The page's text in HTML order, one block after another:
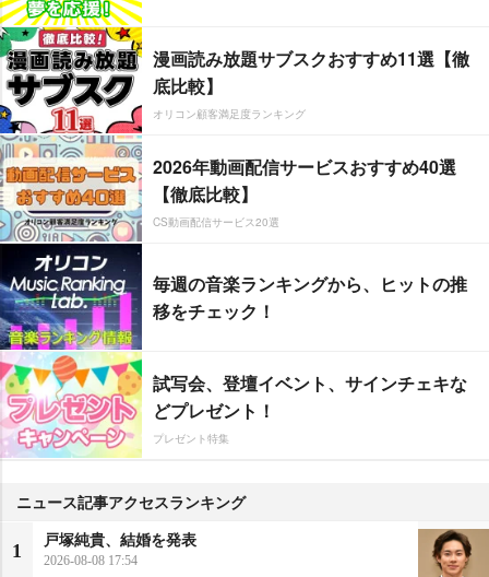
漫画読み放題サブスクおすすめ11選【徹
底比較】
オリコン顧客満足度ランキング
2026年動画配信サービスおすすめ40選
【徹底比較】
CS動画配信サービス20選
毎週の音楽ランキングから、ヒットの推
移をチェック！
試写会、登壇イベント、サインチェキな
どプレゼント！
プレゼント特集
ニュース記事アクセスランキング
1
戸塚純貴、結婚を発表
2026-08-08 17:54